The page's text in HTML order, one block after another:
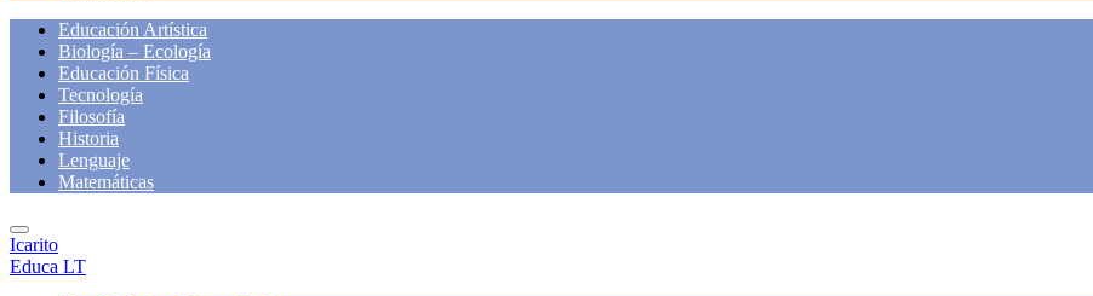
Educación Artística
Biología – Ecología
Educación Física
Tecnología
Filosofía
Historia
Lenguaje
Matemáticas
Icarito
Educa LT